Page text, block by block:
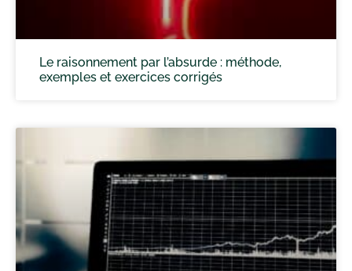
Le raisonnement par l’absurde : méthode,
exemples et exercices corrigés